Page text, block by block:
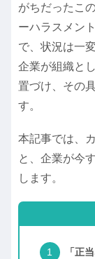
がちだったこ
ーハラスメン
で、状況は一
企業が組織と
置づけ、その
す。
本記事では、
と、企業が今
します。
「正